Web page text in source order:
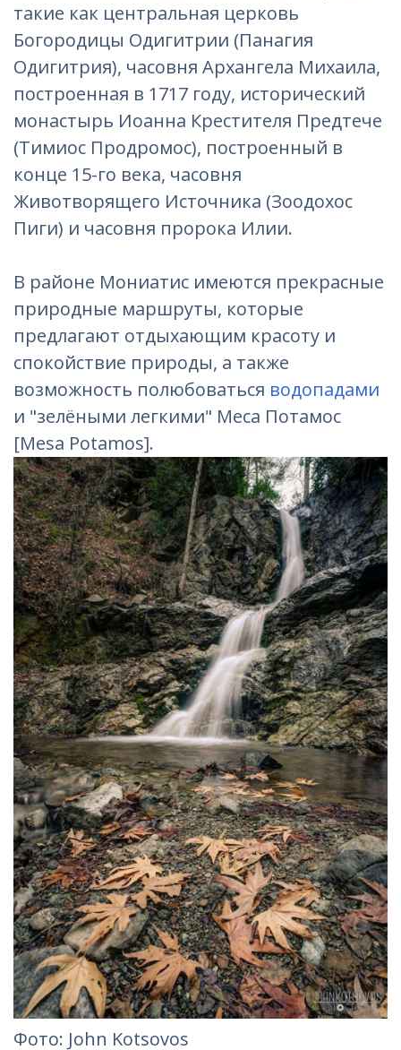
такие как центральная церковь
Богородицы Одигитрии (Панагия
Одигитрия), часовня Архангела Михаила,
построенная в 1717 году, исторический
монастырь Иоанна Крестителя Предтече
(Тимиос Продромос), построенный в
конце 15-го века, часовня
Животворящего Источника (Зоодохос
Пиги) и часовня пророка Илии.
В районе Мониатис имеются прекрасные
природные маршруты, которые
предлагают отдыхающим красоту и
спокойствие природы, а также
возможность полюбоваться водопадами
и "зелёными легкими" Меса Потамос
[Mesa Potamos].
Фотo: John Kotsovos